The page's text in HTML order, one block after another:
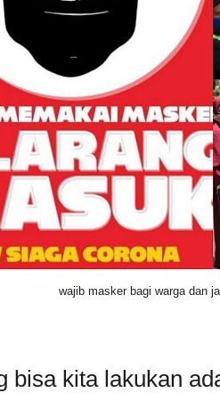
wajib masker bagi warga dan
bisa kita lakukan